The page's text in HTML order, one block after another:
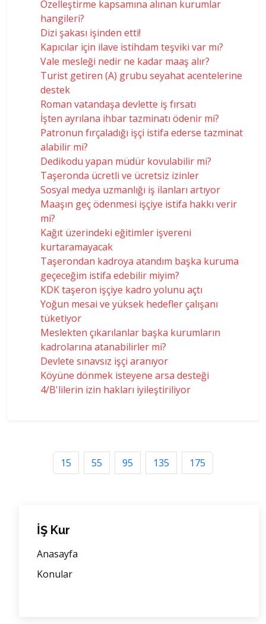
Özelleştirme kapsamına alınan kurumlar
hangileri?
Dizi şakası işinden etti!
Kapıcılar için ilave istihdam teşviki var mı?
Vale mesleği nedir ne kadar maaş alır?
Turist getiren (A) grubu seyahat acentelerine
destek
Roman vatandaşa devlette iş fırsatı
İşten ayrılana ihbar tazminatı ödenir mi?
Patronun fırçaladığı işçi istifa ederse tazminat
alabilir mi?
Dedikodu yapan müdür kovulabilir mi?
Taşeronda ücretli ve ücretsiz izinler
Sosyal medya uzmanlığı iş ilanları artıyor
Maaşın geç ödenmesi işçiye istifa hakkı verir
mi?
Kağıt üzerindeki eğitimler işvereni
kurtaramayacak
Taşerondan kadroya atandım başka kuruma
geçeceğim istifa edebilir miyim?
KDK taşeron işçiye kadro yolunu açtı
Yoğun mesai ve yüksek hedefler çalışanı
tüketiyor
Meslekten çıkarılanlar başka kurumların
kadrolarına atanabilirler mi?
Devlete sınavsız işçi aranıyor
Köyüne dönmek isteyene arsa desteği
4/B'lilerin izin hakları iyileştiriliyor
15 55 95 135 175
İŞ Kur
Anasayfa
Konular